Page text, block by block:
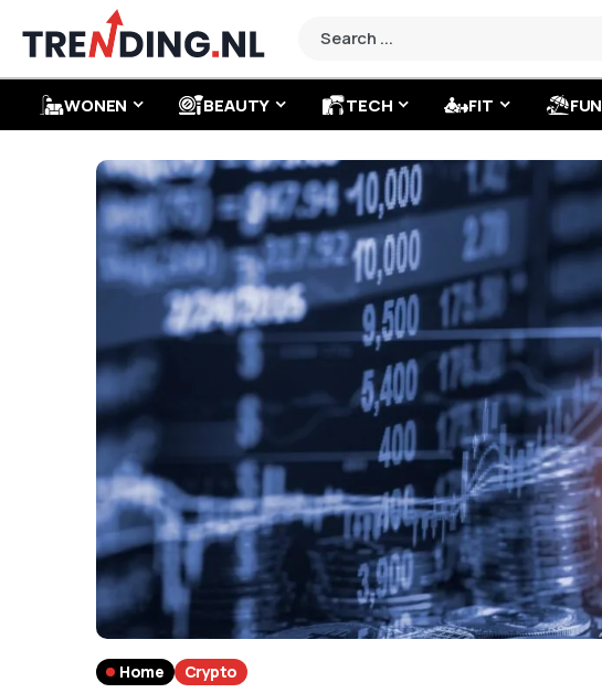
WONEN BEAUTY TECH FIT FUN
Home Crypto